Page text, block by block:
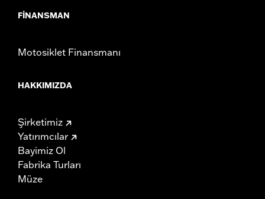
FINANSMAN
Motosiklet Finansmanı
HAKKIMIZDA
Şirketimiz
Yatırımcılar
Bayimiz Ol
Fabrika Turları
Müze